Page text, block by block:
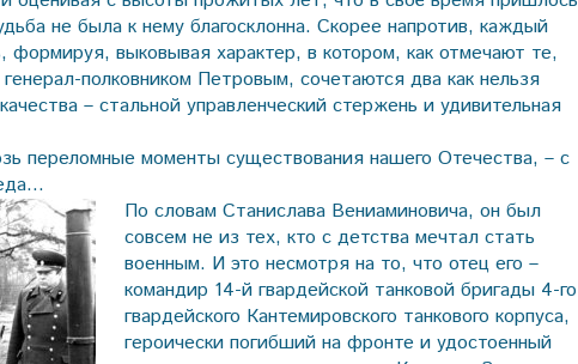
не была к нему благосклонна. Скорее напротив, каждый
формируя, выковывая характер, в котором, как отмечают те,
полковником Петровым, сочетаются два как нельзя
– стальной управленческий стержень и удивительная
переломные моменты существования нашего Отечества, – с
По словам Станислава Вениаминовича, он был
совсем не из тех, кто с детства мечтал стать
военным. И это несмотря на то, что отец его –
командир 14-й гвардейской танковой бригады 4-го
гвардейского Кантемировского танкового корпуса,
героически погибший на фронте и удостоенный